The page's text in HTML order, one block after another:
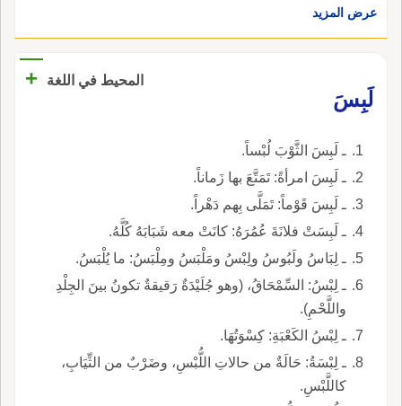
عرض المزيد
المحيط في اللغة
+
لَبِسَ
ـ لَبِسَ الثَّوْبَ لُبْساً.
ـ لَبِسَ امرأةً: تَمَتَّعَ بها زَماناً.
ـ لَبِسَ قَوْماً: تَمَلَّى بِهم دَهْراً.
ـ لَبِسَتْ فلانَةَ عُمُرَهُ: كانَتْ معه شَبَابَهُ كُلَّهُ.
ـ لِبَاسُ ولَبُوسُ ولِبْسُ ومَلْبَسُ ومِلْبَسُ: ما يُلْبَسُ.
ـ لِبْسُ: السِّمْحَاقُ، (وهو جُلَيْدَةٌ رَقيقةٌ تكونُ بينَ الجِلْدِ
واللَّحْمِ).
ـ لِبْسُ الكَعْبَةِ: كِسْوَتُهَا.
ـ لِبْسَةُ: حَالَةٌ من حالاتِ اللُّبْسِ، وضَرْبٌ من الثِّيَابِ،
كاللَّبْسِ.